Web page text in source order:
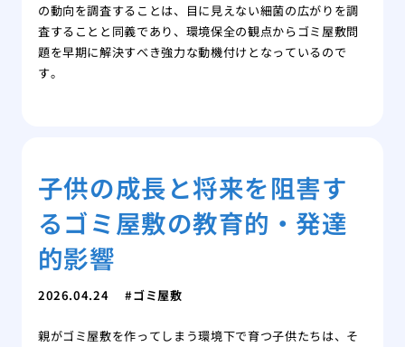
の動向を調査することは、目に見えない細菌の広がりを調
査することと同義であり、環境保全の観点からゴミ屋敷問
題を早期に解決すべき強力な動機付けとなっているので
す。
子供の成長と将来を阻害す
るゴミ屋敷の教育的・発達
的影響
2026.04.24 ゴミ屋敷
親がゴミ屋敷を作ってしまう環境下で育つ子供たちは、そ